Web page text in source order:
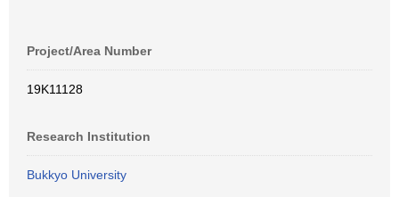
Project/Area Number
19K11128
Research Institution
Bukkyo University